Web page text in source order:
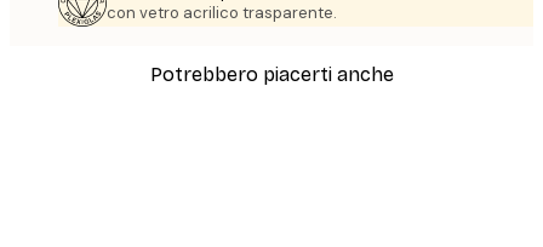
con vetro acrilico trasparente.
Potrebbero piacerti anche